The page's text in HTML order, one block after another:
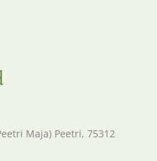
Maja) Peetri, 75312